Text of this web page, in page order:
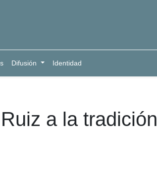
Difusión Identidad
a la tradición